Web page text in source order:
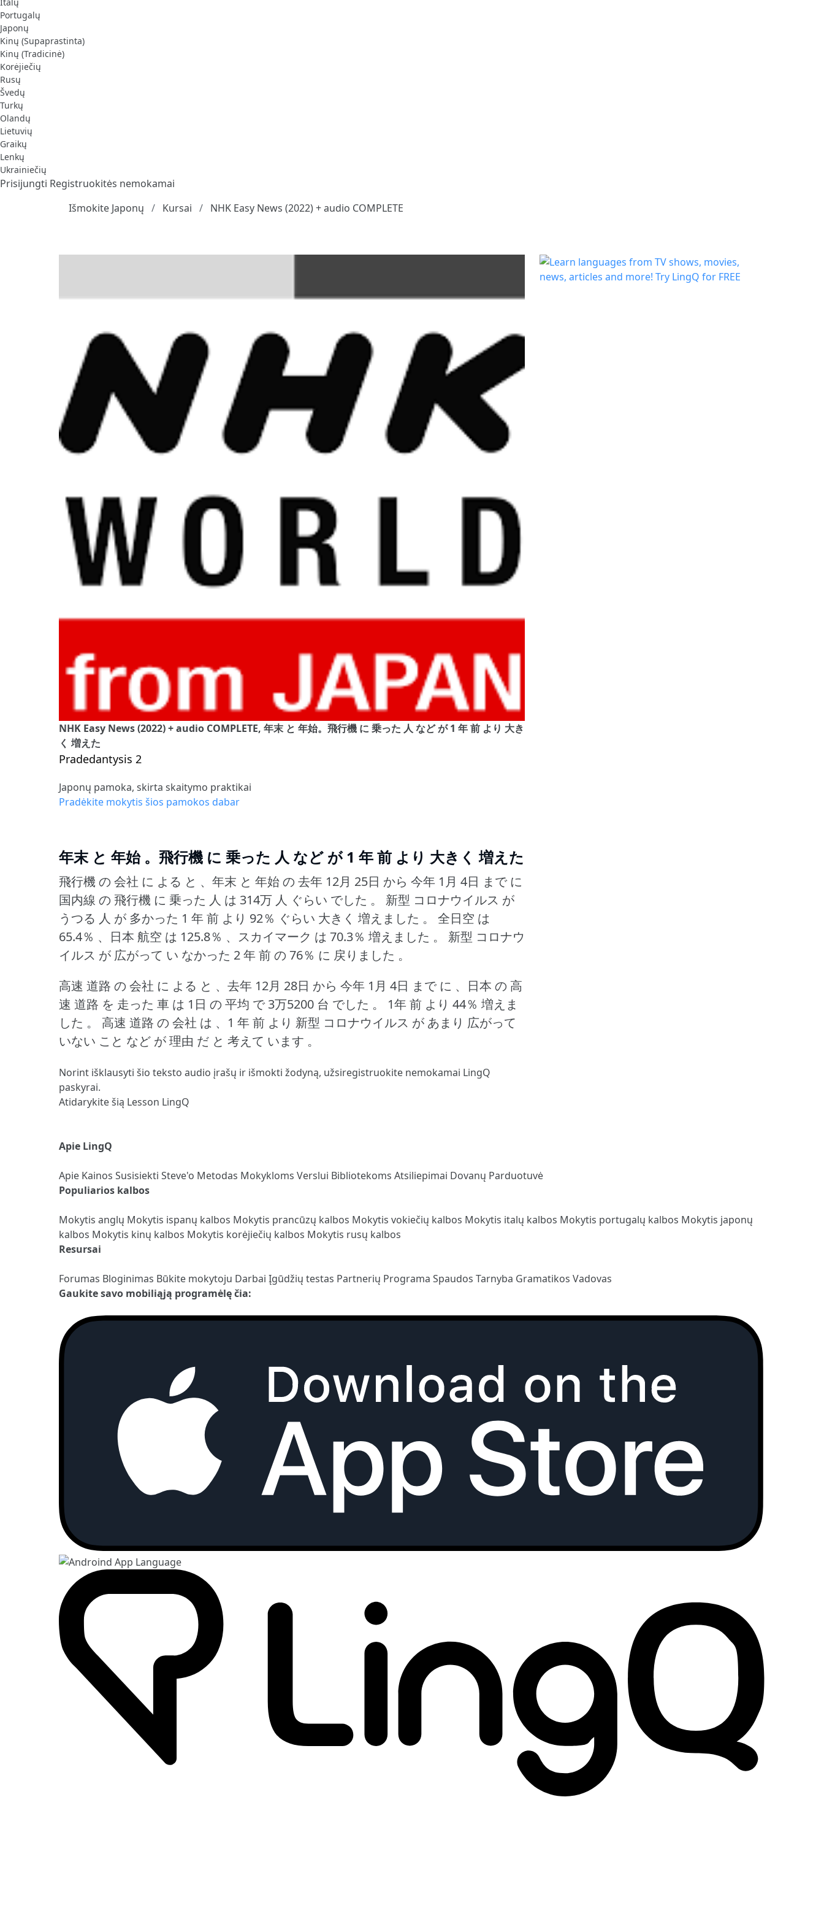
Portugalų
Japonų
Kinų (Supaprastinta)
Kinų (Tradicinė)
Korėjiečių
Rusų
Švedų
Turkų
Olandų
Lietuvių
Graikų
Lenkų
Ukrainiečių
Prisijungti Registruokitės nemokamai
Išmokite Japonų
Kursai NHK Easy News (2022) + audio COMPLETE
NHK Easy News (2022) + audio COMPLETE, 年末 と 年始。飛行機 に 乗った 人 など が 1 年 前 より 大き
く 増えた
Pradedantysis 2
Japonų pamoka, skirta skaitymo praktikai
Pradėkite mokytis šios pamokos dabar
年末 と 年始 。飛行機 に 乗った 人 など が 1 年 前 より 大きく 増えた
飛行機 の 会社 に よる と 、年末 と 年始 の 去年 12月 25日 から 今年 1月 4日 まで に
国内線 の 飛行機 に 乗った 人 は 314万 人 ぐらい でした 。
新型 コロナウイルス が
うつる 人 が 多かった 1 年 前 より 92％ ぐらい 大きく 増えました 。
全日空 は
65.4％ 、日本 航空 は 125.8％ 、スカイマーク は 70.3％ 増えました 。
新型 コロナウ
イルス が 広がって い なかった 2 年 前 の 76％ に 戻りました 。
高速 道路 の 会社 に よる と 、去年 12月 28日 から 今年 1月 4日 まで に 、日本 の 高
速 道路 を 走った 車 は 1日 の 平均 で 3万5200 台 でした 。
1年 前 より 44％ 増えま
した 。
高速 道路 の 会社 は 、1 年 前 より 新型 コロナウイルス が あまり 広がって
いない こと など が 理由 だ と 考えて います 。
Norint išklausyti šio teksto audio įrašų ir išmokti žodyną, užsiregistruokite nemokamai LingQ
paskyrai.
Atidarykite šią Lesson LingQ
Apie LingQ
Apie Kainos Susisiekti Steve'o Metodas Mokykloms Verslui Bibliotekoms Atsiliepimai Dovanų Parduotuvė
Populiarios kalbos
Mokytis anglų Mokytis ispanų kalbos Mokytis prancūzų kalbos Mokytis vokiečių kalbos Mokytis italų kalbos Mokytis portugalų kalbos Mokytis japonų
kalbos Mokytis kinų kalbos Mokytis korėjiečių kalbos Mokytis rusų kalbos
Resursai
Forumas Bloginimas Būkite mokytoju Darbai Įgūdžių testas Partnerių Programa Spaudos Tarnyba Gramatikos Vadovas
Gaukite savo mobiliąją programėlę čia: